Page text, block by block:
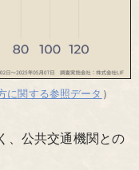
に関する参照データ ）
、公共交通機関との